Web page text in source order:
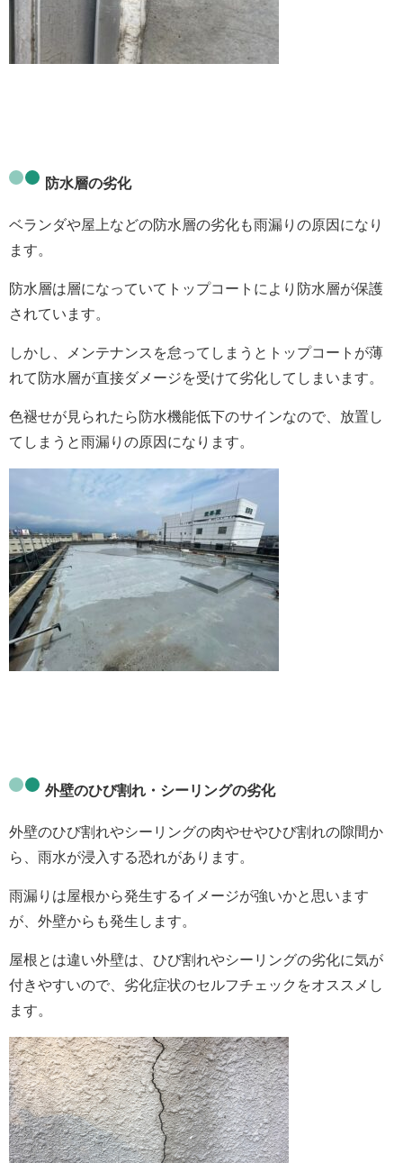
防水層の劣化
ベランダや屋上などの防水層の劣化も雨漏りの原因になり
ます。
防水層は層になっていてトップコートにより防水層が保護
されています。
しかし、メンテナンスを怠ってしまうとトップコートが薄
れて 防水層が直接ダメージを受けて劣化してしまいます。
色褪せが見られたら防水機能低下のサインなので、放置し
てしまうと雨漏りの原因になります。
外壁のひび割れ・シーリングの劣化
外壁のひび割れやシーリングの肉やせやひび割れの隙間か
ら、雨水が浸入する恐れがあります。
雨漏りは屋根から発生するイメージが強いかと思います
が、外壁からも発生します。
屋根とは違い外壁は、ひび割れやシーリングの劣化に気が
付きやすいので、劣化症状のセルフチェックをオススメし
ます。